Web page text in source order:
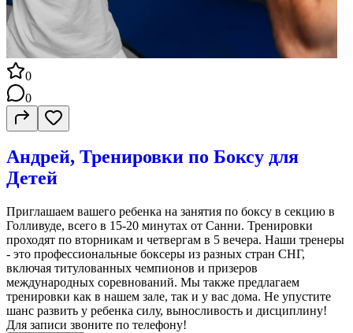
0
0
Андрей, Тренировки по Боксу для
Детей
Приглашаем вашего ребенка на занятия по боксу в секцию в
Голливуде, всего в 15-20 минутах от Санни. Тренировки
проходят по вторникам и четвергам в 5 вечера. Наши тренеры
- это профессиональные боксеры из разных стран СНГ,
включая титулованных чемпионов и призеров
международных соревнований. Мы также предлагаем
тренировки как в нашем зале, так и у вас дома. Не упустите
шанс развить у ребенка силу, выносливость и дисциплину!
Для записи звоните по телефону!